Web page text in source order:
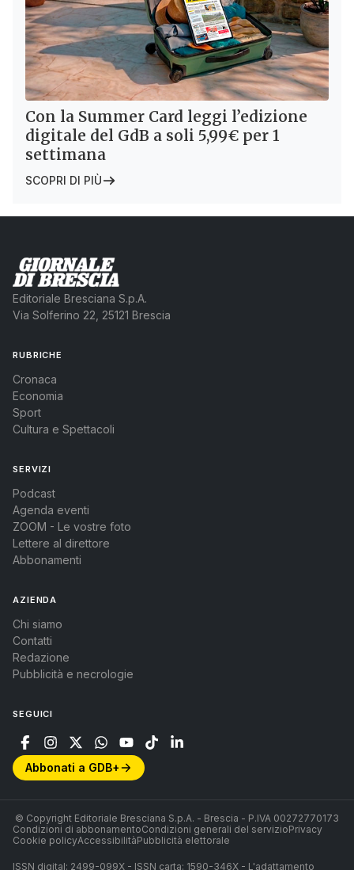
Con la Summer Card leggi l’edizione
digitale del GdB a soli 5,99€ per 1
settimana
SCOPRI DI PIÙ
Editoriale Bresciana S.p.A.
Via Solferino 22, 25121 Brescia
RUBRICHE
Cronaca
Economia
Sport
Cultura e Spettacoli
SERVIZI
Podcast
Agenda eventi
ZOOM - Le vostre foto
Lettere al direttore
Abbonamenti
AZIENDA
Chi siamo
Contatti
Redazione
Pubblicità e necrologie
SEGUICI
Abbonati a GDB+
© Copyright Editoriale Bresciana S.p.A. - Brescia - P.IVA 00272770173
Condizioni di abbonamentoCondizioni generali del servizioPrivacy
Cookie policyAccessibilitàPubblicità elettorale
ISSN digital: 2499-099X - ISSN carta: 1590-346X - L'adattamento